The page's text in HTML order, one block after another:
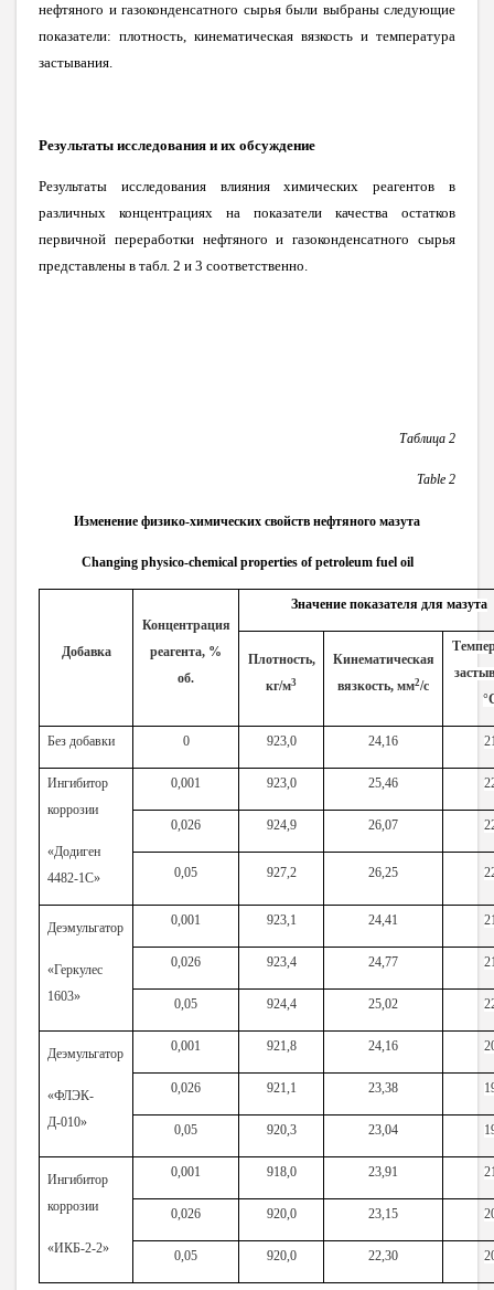
нефтяного и газоконденсатного сырья были выбраны следующие
показатели: плотность, кинематическая вязкость и температура
застывания.
Результаты исследования и их обсуждение
Результаты исследования влияния химических реагентов в
различных концентрациях на показатели качества остатков
первичной переработки нефтяного и газоконденсатного сырья
представлены в табл. 2 и 3 соответственно
Таблица 2
Table 2
Изменение физико-химических свойств нефтяного мазута
Changing physico-chemical properties of petroleum fuel oil
Добавка
Концентрация
реагента, %
об.
Значение показателя для мазута
Плотность,
кг/м3
Кинематическая
вязкость, мм2/с
Без добавки 0 923,0 24,16
Ингибитор
коррозии
«Додиген
4482-1С»
0,001 923,0 25,46
0,026 924,9 26,07
0,05 927,2 26,25
Деэмульгатор
«Геркулес
1603»
0,001 923,1 24,41
0,026 923,4 24,77
0,05 924,4 25,02
Деэмульгатор
«ФЛЭК-
Д-010»
0,001 921,8 24,16
0,026 921,1 23,38
0,05 920,3 23,04
Ингибитор
коррозии
«ИКБ-2-2»
0,001 918,0 23,91
0,026 920,0 23,15
0,05 920,0 22,30